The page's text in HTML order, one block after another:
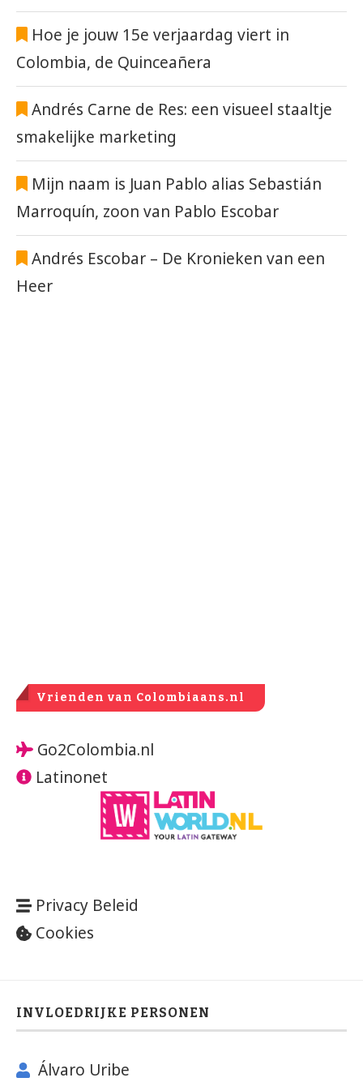
Hoe je jouw 15e verjaardag viert in
Colombia, de Quinceañera
Andrés Carne de Res: een visueel staaltje
smakelijke marketing
Mijn naam is Juan Pablo alias Sebastián
Marroquín, zoon van Pablo Escobar
Andrés Escobar – De Kronieken van een
Heer
Vrienden van Colombiaans.nl
Go2Colombia.nl
Latinonet
Privacy Beleid
Cookies
INVLOEDRIJKE PERSONEN
Álvaro Uribe